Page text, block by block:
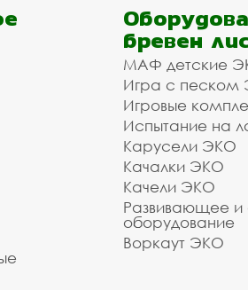
в
имеют весь
и мы готовы взять на
объёма заказа и расстояния
обратной связи или
компании!
сложный заказ.
бревен
МАФ детские
Игра с песком
Игровые
Испытание на
Карусели ЭКО
Качалки ЭКО
Качели ЭКО
Развивающее
оборудование
Воркаут ЭКО